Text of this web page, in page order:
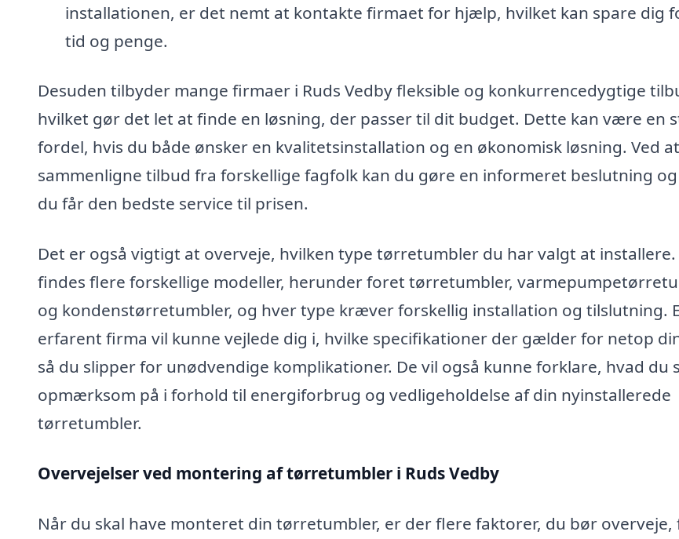
installationen, er det nemt at kontakte firmaet for hjælp, hvilket kan spare dig
tid og penge.
Desuden tilbyder mange firmaer i Ruds Vedby fleksible og konkurrencedygtige
hvilket gør det let at finde en løsning, der passer til dit budget. Dette kan være en
fordel, hvis du både ønsker en kvalitetsinstallation og en økonomisk løsning. Ved at
sammenligne tilbud fra forskellige fagfolk kan du gøre en informeret beslutning
du får den bedste service til prisen.
Det er også vigtigt at overveje, hvilken type tørretumbler du har valgt at
findes flere forskellige modeller, herunder foret tørretumbler,
og kondenstørretumbler, og hver type kræver forskellig installation og tilslutning.
erfarent firma vil kunne vejlede dig i, hvilke specifikationer der gælder for netop
så du slipper for unødvendige komplikationer. De vil også kunne forklare, hvad du
opmærksom på i forhold til energiforbrug og vedligeholdelse af din nyinstallerede
tørretumbler.
Overvejelser ved montering af tørretumbler i Ruds Vedby
Når du skal have monteret din tørretumbler, er der flere faktorer, du bør overveje,